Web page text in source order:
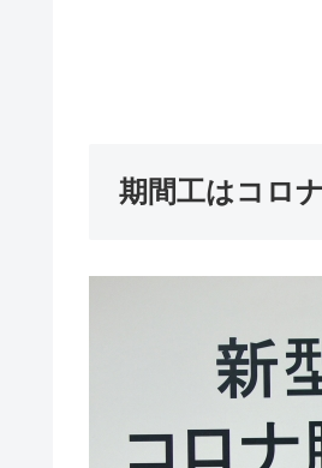
期間工はコロ